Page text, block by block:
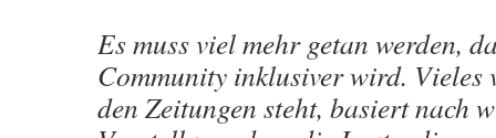
Es muss viel mehr getan werden,
Community inklusiver wird. Vieles
den Zeitungen steht, basiert nach